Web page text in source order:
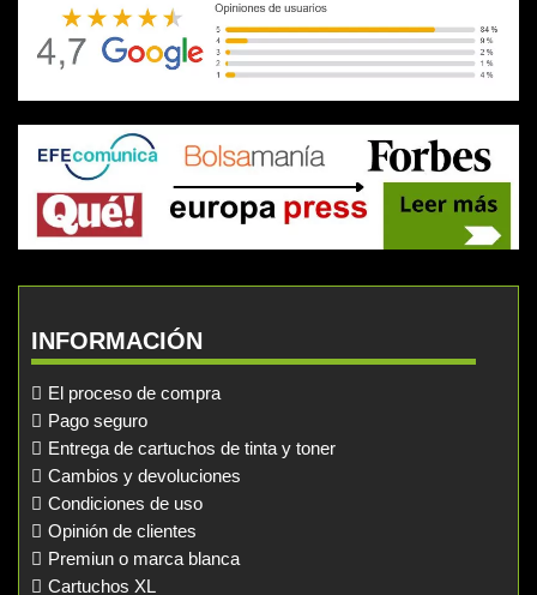
INFORMACIÓN
El proceso de compra
Pago seguro
Entrega de cartuchos de tinta y toner
Cambios y devoluciones
Condiciones de uso
Opinión de clientes
Premiun o marca blanca
Cartuchos XL